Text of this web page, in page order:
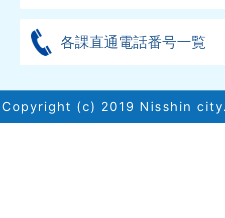
各課直通電話番号一覧
Copyright (c) 2019 Nisshin